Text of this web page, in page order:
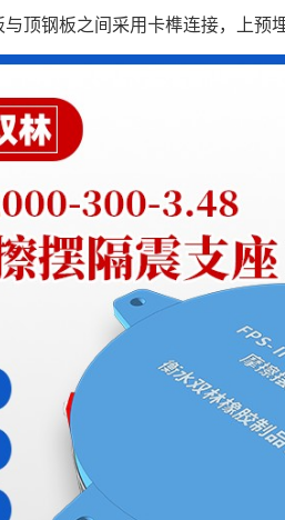
顶钢板之间采用卡榫连接，上预